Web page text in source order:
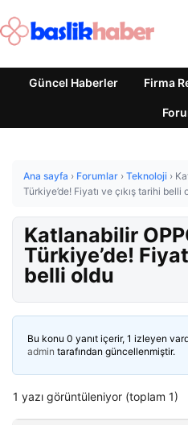
Güncel Haberler Firma
Ana sayfa › Forumlar › Teknoloji ›
Türkiye’de! Fiyatı ve çıkış tarihi belli
Katlanabilir
Türkiye’de!
belli oldu
Bu konu 0 yanıt içerir, 1 izleyen
admin tarafından güncellenmiştir.
1 yazı görüntüleniyor (toplam 1)